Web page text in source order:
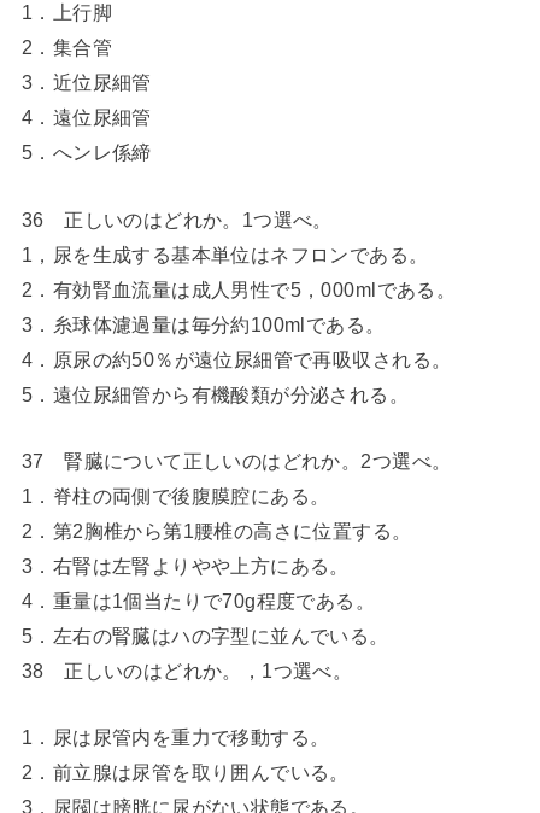
1．上行脚
2．集合管
3．近位尿細管
4．遠位尿細管
5．へンレ係締
36 正しいのはどれか。1つ選べ。
1，尿を生成する基本単位はネフロンである。
2．有効腎血流量は成人男性で5，000mlである。
3．糸球体濾過量は毎分約100mlである。
4．原尿の約50％が遠位尿細管で再吸収される。
5．遠位尿細管から有機酸類が分泌される。
37 腎臓について正しいのはどれか。2つ選べ。
1．脊柱の両側で後腹膜腔にある。
2．第2胸椎から第1腰椎の高さに位置する。
3．右腎は左腎よりやや上方にある。
4．重量は1個当たりで70g程度である。
5．左右の腎臓はハの字型に並んでいる。
38 正しいのはどれか。，1つ選べ。
1．尿は尿管内を重力で移動する。
2．前立腺は尿管を取り囲んでいる。
3．尿閥は膀胱に尿がない状態である。